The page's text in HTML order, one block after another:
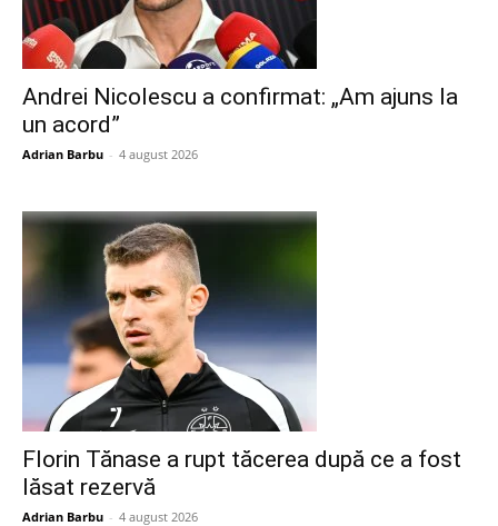
Andrei Nicolescu a confirmat: „Am ajuns la
un acord”
Adrian Barbu - 4 august 2026
Florin Tănase a rupt tăcerea după ce a fost
lăsat rezervă
Adrian Barbu - 4 august 2026